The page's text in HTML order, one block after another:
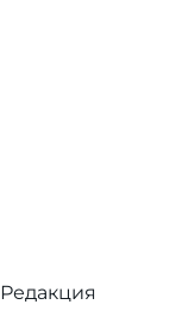
Редакция